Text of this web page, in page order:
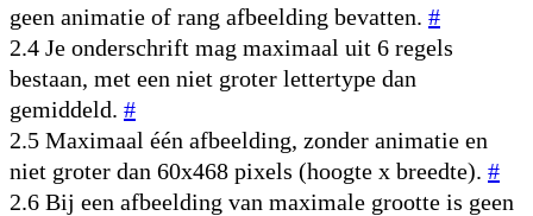
geen animatie of rang afbeelding bevatten. #
2.4 Je onderschrift mag maximaal uit 6 regels
bestaan, met een niet groter lettertype dan
gemiddeld. #
2.5 Maximaal één afbeelding, zonder animatie en
niet groter dan 60x468 pixels (hoogte x breedte). #
2.6 Bij een afbeelding van maximale grootte is geen